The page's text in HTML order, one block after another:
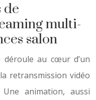
de
multi-
salon
déroule au cœur d’un
retransmission vidéo
animation, aussi